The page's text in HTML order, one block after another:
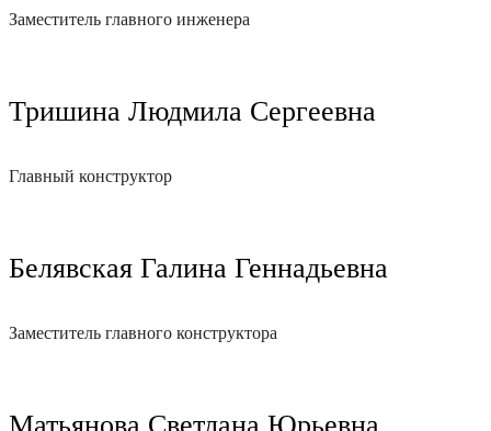
Заместитель главного инженера
Тришина Людмила Сергеевна
Главный конструктор
Белявская Галина Геннадьевна
Заместитель главного конструктора